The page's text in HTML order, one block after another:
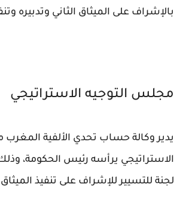
بالإشراف على الميثاق الثاني وتدبيره
مجلس التوجيه الاستراتيجي
يدير وكالة حساب تحدي الألفية
الاستراتيجي يرأسه رئيس الحكومة،
لجنة للتسيير للإشراف على تنفيذ الميثاق